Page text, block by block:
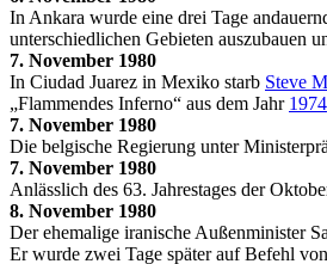
In Ankara wurde eine drei Tage
unterschiedlichen Gebieten auszubauen
7. November 1980
In Ciudad Juarez in Mexiko starb Steve
„Flammendes Inferno“ aus dem Jahr 1974
7. November 1980
Die belgische Regierung unter
7. November 1980
Anlässlich des 63. Jahrestages der
8. November 1980
Der ehemalige iranische Außenminister
Er wurde zwei Tage später auf Befehl